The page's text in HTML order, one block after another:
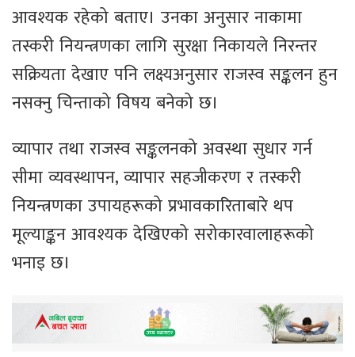
आवश्यक रहेको बताए। उनका अनुसार नाकामा
तस्करी नियन्त्रणका लागि सुरक्षा निकायले निरन्तर
सक्रियता देखाए पनि लक्ष्यअनुसार राजस्व सङ्कलन हुन
नसक्नु चिन्ताको विषय बनेको छ।
व्यापार तथा राजस्व सङ्कलनको अवस्था सुधार गर्न
सीमा व्यवस्थापन, व्यापार सहजीकरण र तस्करी
नियन्त्रणका उपायहरूको प्रभावकारिताबारे थप
मूल्याङ्कन आवश्यक देखिएको सरोकारवालाहरूको
भनाइ छ।